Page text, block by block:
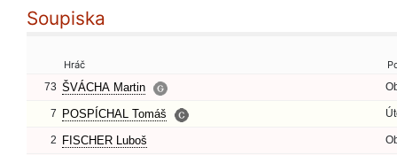
Soupiska
Hráč
73 ŠVÁCHA Martin
7 POSPÍCHAL Tomáš
2 FISCHER Luboš